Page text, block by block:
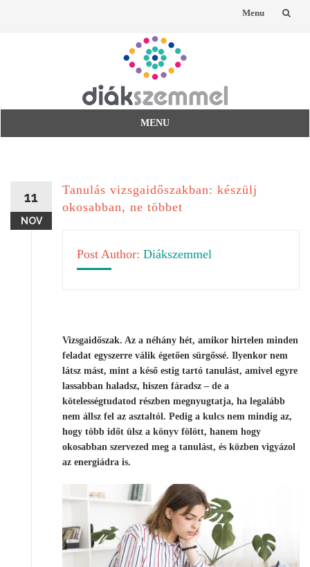
Menu
MENU
11
NOV
Tanulás vizsgaidőszakban: készülj
okosabban, ne többet
Post Author: Diákszemmel
Vizsgaidőszak. Az a néhány hét, amikor hirtelen minden
feladat egyszerre válik égetően sürgőssé. Ilyenkor nem
látsz mást, mint a késő estig tartó tanulást, amivel egyre
lassabban haladsz, hiszen fáradsz – de a
kötelességtudatod részben megnyugtatja, ha legalább
nem állsz fel az asztaltól. Pedig a kulcs nem mindig az,
hogy több időt ülsz a könyv fölött, hanem hogy
okosabban szervezed meg a tanulást, és közben vigyázol
az energiádra is.